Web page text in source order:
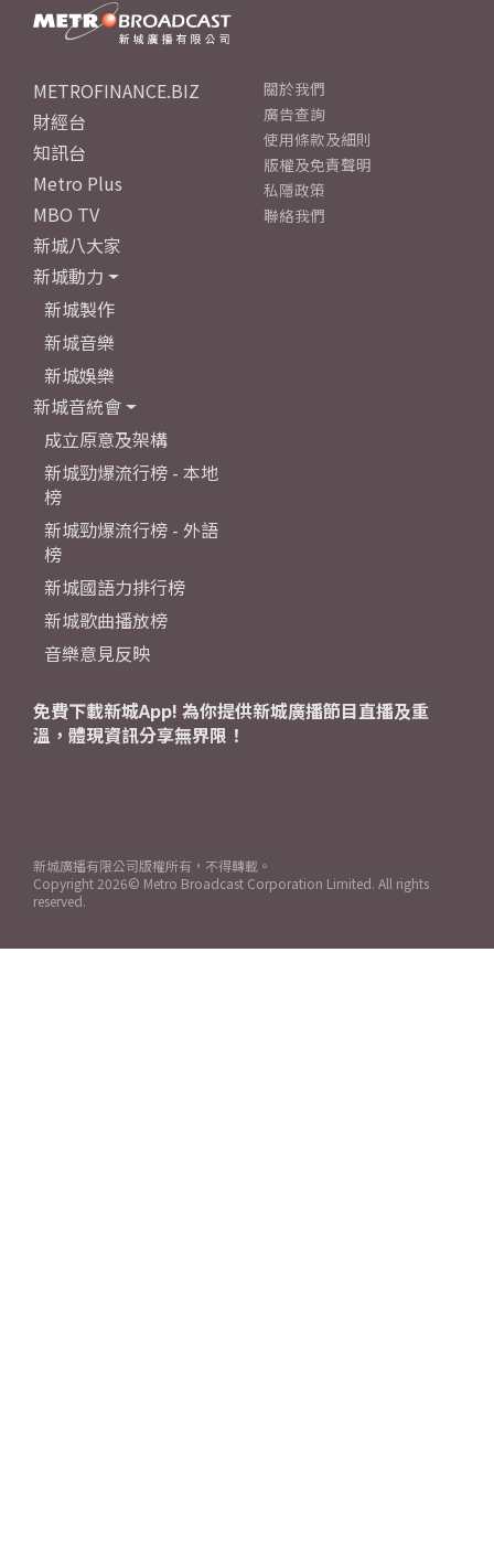
METROFINANCE.BIZ
財經台
知訊台
Metro Plus
MBO TV
新城八大家
新城動力
新城製作
新城音樂
新城娛樂
新城音統會
成立原意及架構
新城勁爆流行榜 - 本地
榜
新城勁爆流行榜 - 外語
榜
新城國語力排行榜
新城歌曲播放榜
音樂意見反映
關於我們
廣告查詢
使用條款及細則
版權及免責聲明
私隱政策
聯絡我們
免費下載新城App! 為你提供新城廣播節目直播及重
溫，體現資訊分享無界限！
新城廣播有限公司版權所有，不得轉載。
Copyright 2026© Metro Broadcast Corporation Limited. All rights
reserved.